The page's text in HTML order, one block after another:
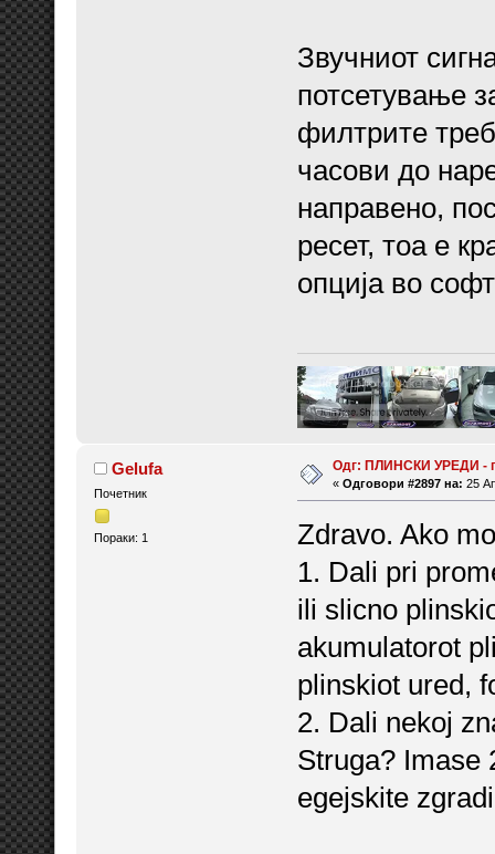
Звучниот
потсетување
филтрите
часови до
направено,
ресет, тоа е
опција во
Gelufa
Почетник
Пораки: 1
Одг: ПЛИНСКИ УРЕДИ -
« Одговори #2897 на: 25
Zdravo. Ako
1. Dali pri
ili slicno
akumulatorot
plinskiot ured,
2. Dali nekoj
Struga? Imase
egejskite